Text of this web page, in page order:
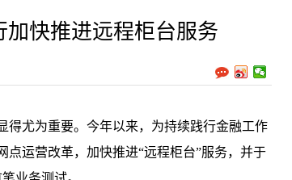
快推进远程柜台服务
尤为重要。今年以来，为持续践行金融工作
运营改革，加快推进“远程柜台”服务，并于